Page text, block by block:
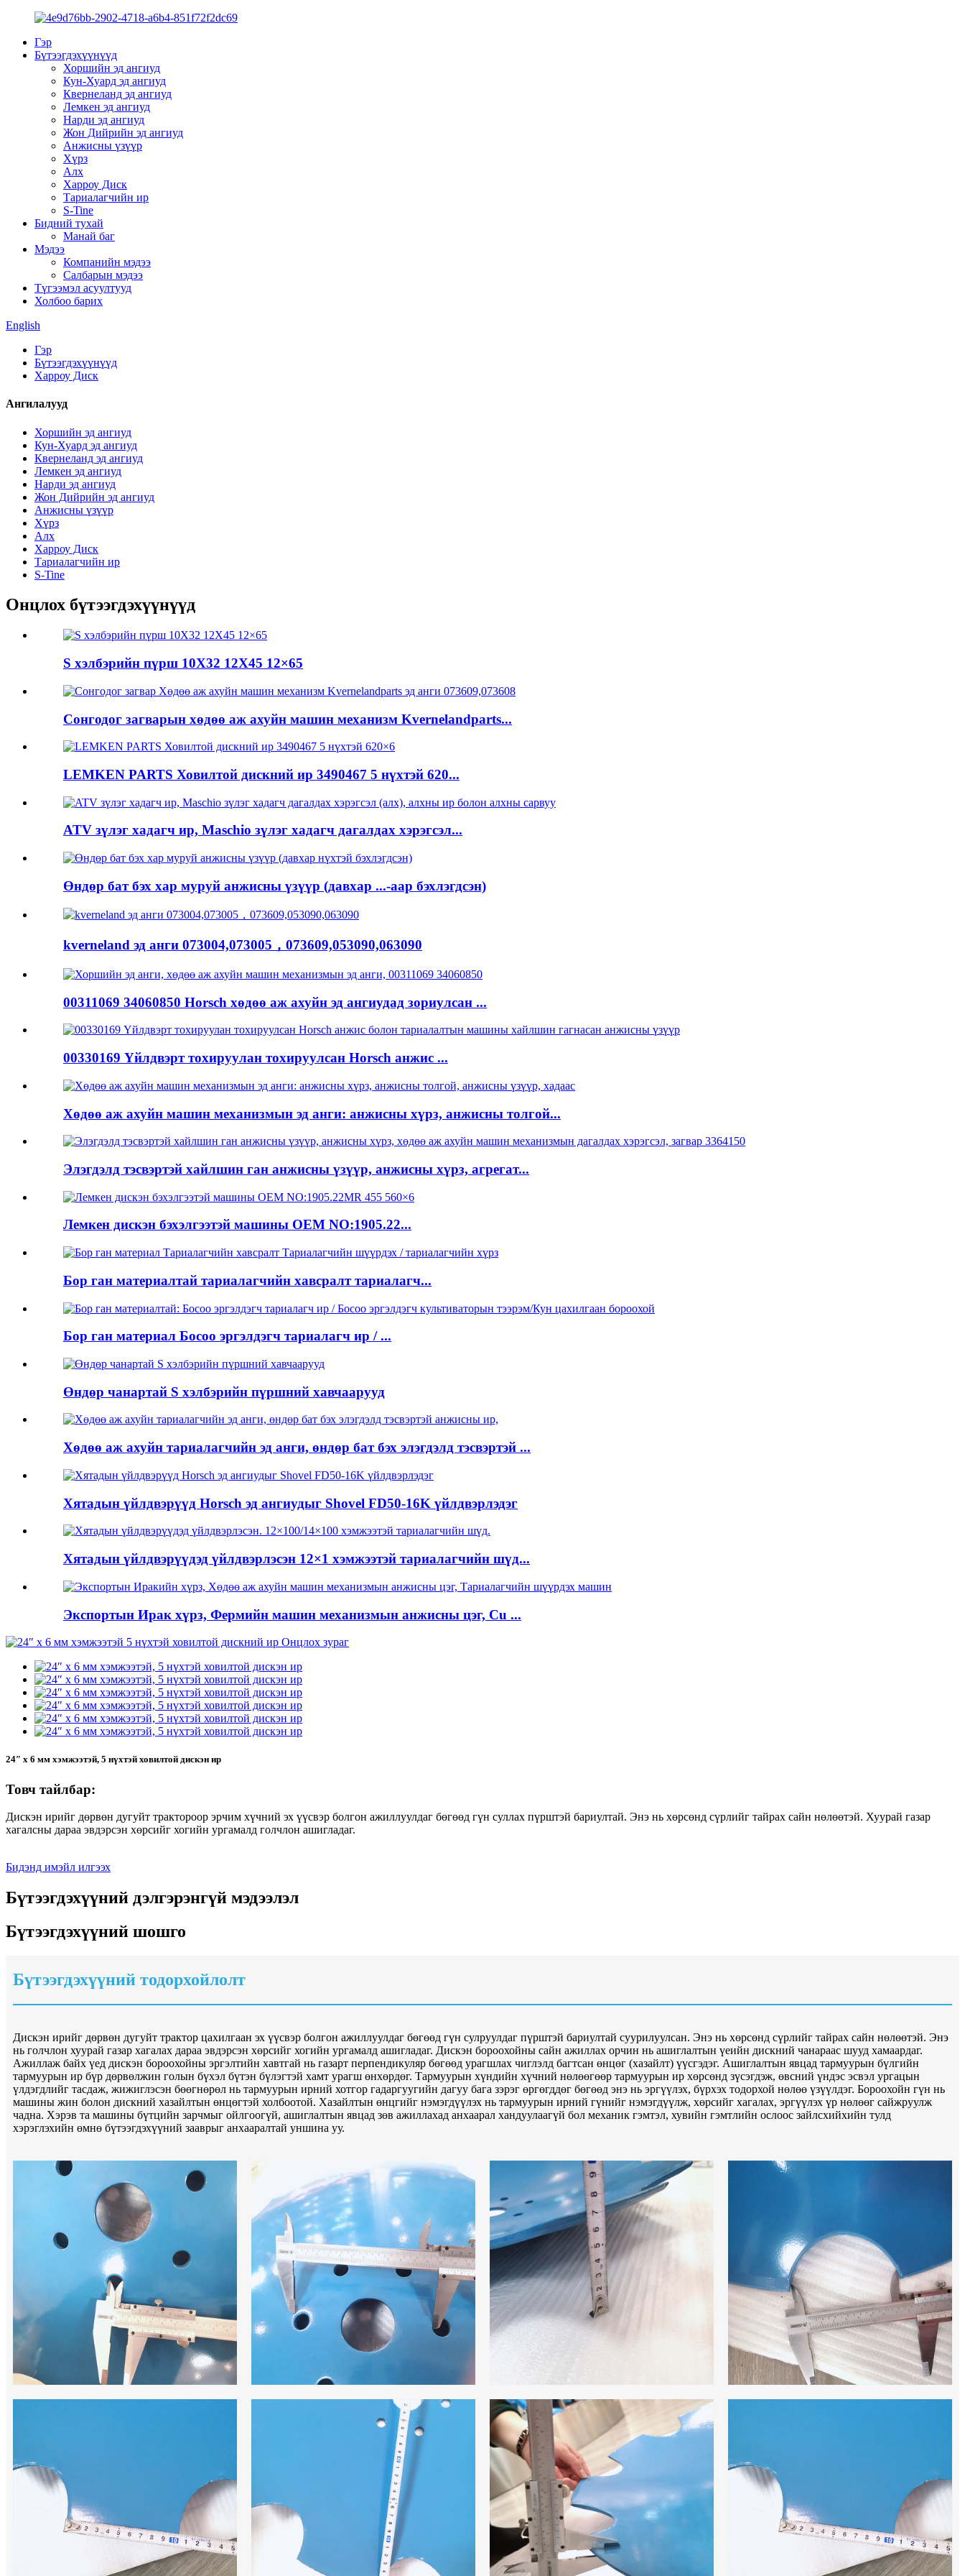
Гэр
Бүтээгдэхүүнүүд
Хоршийн эд ангиуд
Кун-Хуард эд ангиуд
Квернеланд эд ангиуд
Лемкен эд ангиуд
Нарди эд ангиуд
Жон Дийрийн эд ангиуд
Анжисны үзүүр
Хүрз
Алх
Харроу Диск
Тариалагчийн ир
S-Tine
Бидний тухай
Манай баг
Мэдээ
Компанийн мэдээ
Салбарын мэдээ
Түгээмэл асуултууд
Холбоо барих
English
Гэр
Бүтээгдэхүүнүүд
Харроу Диск
Ангилалууд
Хоршийн эд ангиуд
Кун-Хуард эд ангиуд
Квернеланд эд ангиуд
Лемкен эд ангиуд
Нарди эд ангиуд
Жон Дийрийн эд ангиуд
Анжисны үзүүр
Хүрз
Алх
Харроу Диск
Тариалагчийн ир
S-Tine
Онцлох бүтээгдэхүүнүүд
S хэлбэрийн пүрш 10X32 12X45 12×65
Сонгодог загварын хөдөө аж ахуйн машин механизм Kvernelandparts...
LEMKEN PARTS Ховилтой дискний ир 3490467 5 нүхтэй 620...
ATV зүлэг хадагч ир, Maschio зүлэг хадагч дагалдах хэрэгсэл...
Өндөр бат бэх хар муруй анжисны үзүүр (давхар ...-аар бэхлэгдсэн)
kverneland эд анги 073004,073005，073609,053090,063090
00311069 34060850 Horsch хөдөө аж ахуйн эд ангиудад зориулсан ...
00330169 Үйлдвэрт тохируулан тохируулсан Horsch анжис ...
Хөдөө аж ахуйн машин механизмын эд анги: анжисны хүрз, анжисны толгой...
Элэгдэлд тэсвэртэй хайлшин ган анжисны үзүүр, анжисны хүрз, агрегат...
Лемкен дискэн бэхэлгээтэй машины OEM NO:1905.22...
Бор ган материалтай тариалагчийн хавсралт тариалагч...
Бор ган материал Босоо эргэлдэгч тариалагч ир / ...
Өндөр чанартай S хэлбэрийн пүршний хавчаарууд
Хөдөө аж ахуйн тариалагчийн эд анги, өндөр бат бэх элэгдэлд тэсвэртэй ...
Хятадын үйлдвэрүүд Horsch эд ангиудыг Shovel FD50-16K үйлдвэрлэдэг
Хятадын үйлдвэрүүдэд үйлдвэрлэсэн 12×1 хэмжээтэй тариалагчийн шүд...
Экспортын Ирак хүрз, Фермийн машин механизмын анжисны цэг, Cu ...
24″ x 6 мм хэмжээтэй, 5 нүхтэй ховилтой дискэн ир
Товч тайлбар:
Дискэн ирийг дөрвөн дугуйт трактороор эрчим хүчний эх үүсвэр болгон ажиллуулдаг бөгөөд гүн суллах пүрштэй бариултай. Энэ нь хөрсөнд сүрлийг тайрах сайн нөлөөтэй. Хуурай газар
хагалсны дараа эвдэрсэн хөрсийг хогийн ургамалд голчлон ашигладаг.
Бидэнд имэйл илгээх
Бүтээгдэхүүний дэлгэрэнгүй мэдээлэл
Бүтээгдэхүүний шошго
Бүтээгдэхүүний тодорхойлолт
Дискэн ирийг дөрвөн дугуйт трактор цахилгаан эх үүсвэр болгон ажиллуулдаг бөгөөд гүн сулруулдаг пүрштэй бариултай суурилуулсан. Энэ нь хөрсөнд сүрлийг тайрах сайн нөлөөтэй. Энэ
нь голчлон хуурай газар хагалах дараа эвдэрсэн хөрсийг хогийн ургамалд ашигладаг. Дискэн бороохойны сайн ажиллах орчин нь ашиглалтын үеийн дискний чанараас шууд хамаардаг.
Ажиллаж байх үед дискэн бороохойны эргэлтийн хавтгай нь газарт перпендикуляр бөгөөд урагшлах чиглэлд багтсан өнцөг (хазайлт) үүсгэдэг. Ашиглалтын явцад тармуурын бүлгийн
тармуурын ир бүр дөрвөлжин голын бүхэл бүтэн бүлэгтэй хамт урагш өнхөрдөг. Тармуурын хүндийн хүчний нөлөөгөөр тармуурын ир хөрсөнд зүсэгдэж, өвсний үндэс эсвэл ургацын
үлдэгдлийг тасдаж, жижиглэсэн бөөгнөрөл нь тармуурын ирний хотгор гадаргуугийн дагуу бага зэрэг өргөгддөг бөгөөд энэ нь эргүүлэх, бүрхэх тодорхой нөлөө үзүүлдэг. Бороохойн гүн нь
машины жин болон дискний хазайлтын өнцөгтэй холбоотой. Хазайлтын өнцгийг нэмэгдүүлэх нь тармуурын ирний гүнийг нэмэгдүүлж, хөрсийг хагалах, эргүүлэх үр нөлөөг сайжруулж
чадна. Хэрэв та машины бүтцийн зарчмыг ойлгоогүй, ашиглалтын явцад зөв ажиллахад анхаарал хандуулаагүй бол механик гэмтэл, хувийн гэмтлийн ослоос зайлсхийхийн тулд
хэрэглэхийн өмнө бүтээгдэхүүний зааврыг анхааралтай уншина уу.